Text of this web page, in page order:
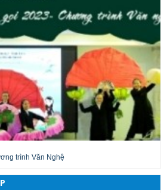
trình Văn Nghệ